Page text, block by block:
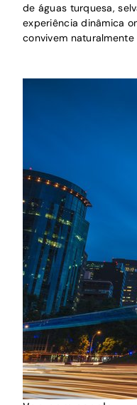
de águas turquesa,
experiência dinâmica
convivem